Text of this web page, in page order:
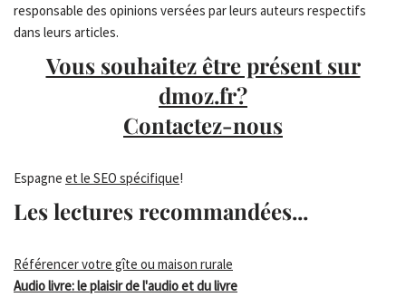
responsable des opinions versées par leurs auteurs respectifs
dans leurs articles.
Vous souhaitez être présent sur
dmoz.fr?
Contactez-nous
Espagne et le SEO spécifique!
Les lectures recommandées...
Référencer votre gîte ou maison rurale
Audio livre: le plaisir de l'audio et du livre